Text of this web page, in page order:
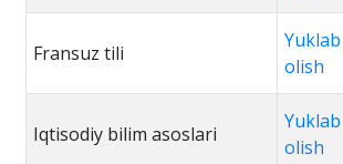
Fransuz tili
Yuklab
olish
Iqtisodiy bilim asoslari
Yuklab
olish